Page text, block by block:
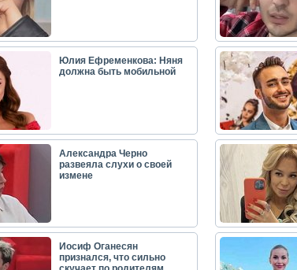
Юлия Ефременкова: Няня
должна быть мобильной
Александра Черно
развеяла слухи о своей
измене
Иосиф Оганесян
признался, что сильно